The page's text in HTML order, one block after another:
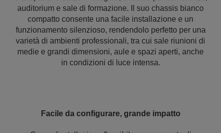
auditorium e sale di formazione. Il suo chassis bianco
compatto consente una facile installazione e un
funzionamento silenzioso, rendendolo perfetto per una
varietà di ambienti professionali, tra cui sale riunioni di
medie e grandi dimensioni, aule e spazi aperti, anche
in condizioni di luce intensa.
Facile da configurare, grande impatto